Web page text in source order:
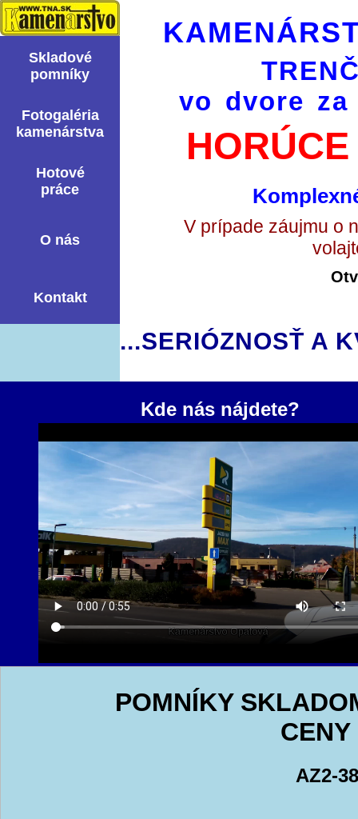
Skladové
pomní­ky
Fotogaléria
kamenárstva
Hotové
práce
O nás
Kontakt
vo dvore za
V prípade záujmu o
...SERIÓZNOSŤ A
Kde nás nájdete?
POMNÍKY
AZ2-